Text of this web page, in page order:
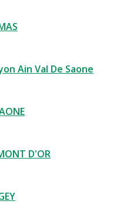
Ain Val De Saone
D'OR